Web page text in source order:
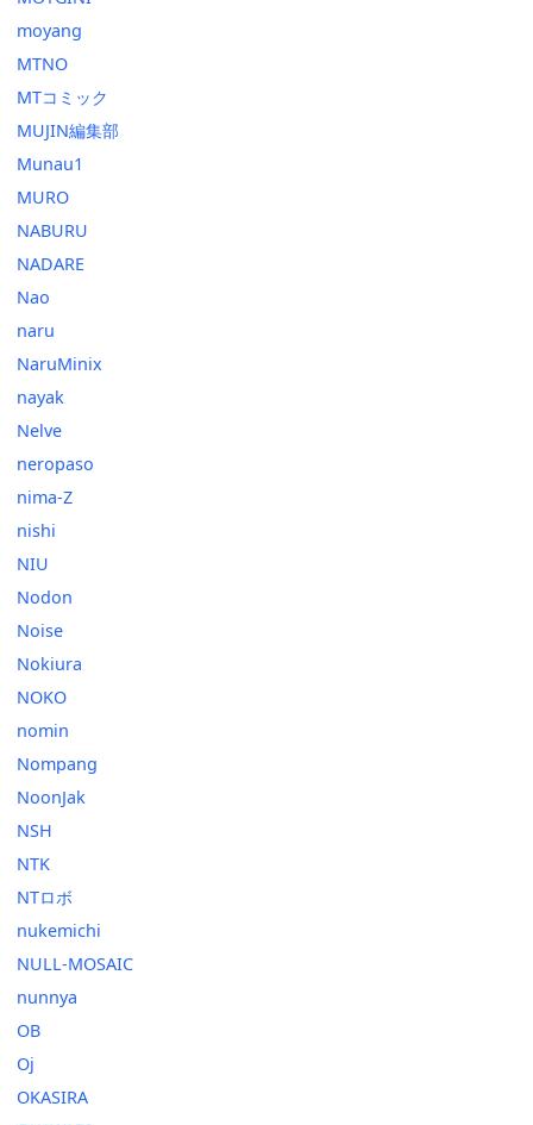
moyang
MTNO
MTコミック
MUJIN編集部
Munau1
MURO
NABURU
NADARE
Nao
naru
NaruMinix
nayak
Nelve
neropaso
nima-Z
nishi
NIU
Nodon
Noise
Nokiura
NOKO
nomin
Nompang
NoonJak
NSH
NTK
NTロボ
nukemichi
NULL-MOSAIC
nunnya
OB
Oj
OKASIRA